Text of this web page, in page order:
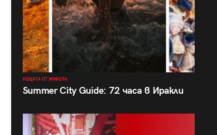
НЕЩАТА ОТ ЖИВОТА
Summer City Guide: 72 часа в Иракли